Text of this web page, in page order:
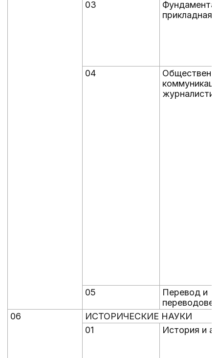
03
прикладная
04
05
Перевод и
06
ИСТОРИЧЕСКИЕ НАУКИ
01
История и